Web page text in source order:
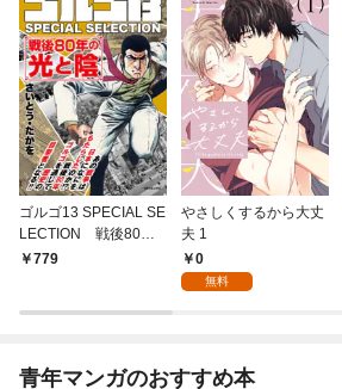
ゴルゴ13 SPECIAL SE
LECTION 戦後80年
の光と陰
779
やさしくするから大丈
夫 1
0
無料
青年マンガのおすすめ本